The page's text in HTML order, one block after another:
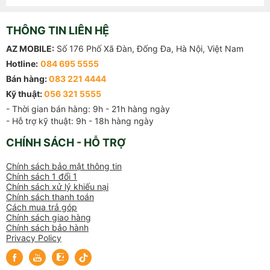
THÔNG TIN LIÊN HỆ
AZ MOBILE: Số 176 Phố Xã Đàn, Đống Đa, Hà Nội, Việt Nam
Hotline: 084 695 5555
Bán hàng:083 221 4444
Kỹ thuật:056 321 5555
- Thời gian bán hàng: 9h - 21h hàng ngày
- Hỗ trợ kỹ thuật: 9h - 18h hàng ngày
CHÍNH SÁCH - HỖ TRỢ
Chính sách bảo mật thông tin
Chính sách 1 đổi 1
Chính sách xử lý khiếu nại
Chính sách thanh toán
Cách mua trả góp
Chính sách giao hàng
Chính sách bảo hành
Privacy Policy